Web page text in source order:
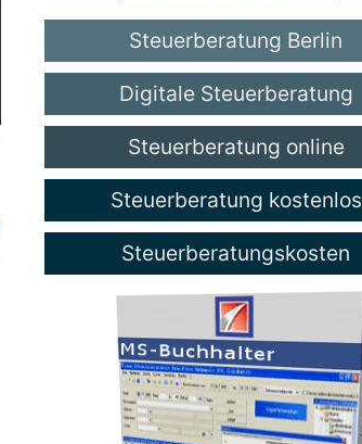
Steuerberatung Berlin
Digitale Steuerberatung
Steuerberatung online
Steuerberatung kostenlos
Steuerberatungskosten